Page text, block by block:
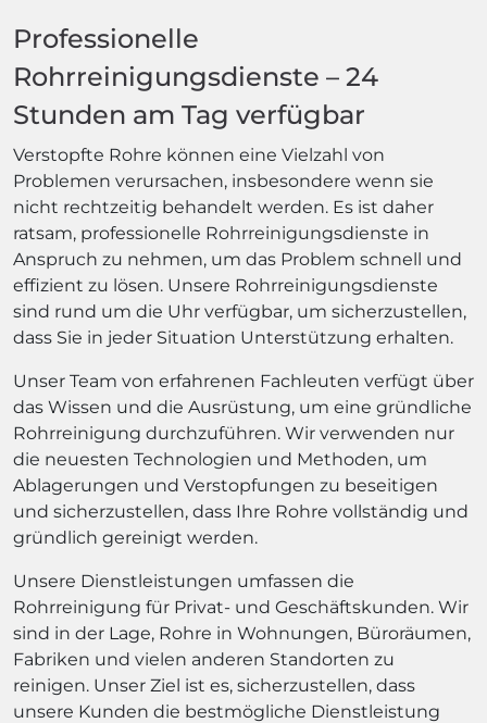
Professionelle
Rohrreinigungsdienste – 24
Stunden am Tag verfügbar
Verstopfte Rohre können eine Vielzahl von
Problemen verursachen, insbesondere wenn sie
nicht rechtzeitig behandelt werden. Es ist daher
ratsam, professionelle Rohrreinigungsdienste in
Anspruch zu nehmen, um das Problem schnell und
effizient zu lösen. Unsere Rohrreinigungsdienste
sind rund um die Uhr verfügbar, um sicherzustellen,
dass Sie in jeder Situation Unterstützung erhalten.
Unser Team von erfahrenen Fachleuten verfügt über
das Wissen und die Ausrüstung, um eine gründliche
Rohrreinigung durchzuführen. Wir verwenden nur
die neuesten Technologien und Methoden, um
Ablagerungen und Verstopfungen zu beseitigen
und sicherzustellen, dass Ihre Rohre vollständig und
gründlich gereinigt werden.
Unsere Dienstleistungen umfassen die
Rohrreinigung für Privat- und Geschäftskunden. Wir
sind in der Lage, Rohre in Wohnungen, Büroräumen,
Fabriken und vielen anderen Standorten zu
reinigen. Unser Ziel ist es, sicherzustellen, dass
unsere Kunden die bestmögliche Dienstleistung